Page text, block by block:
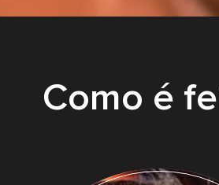
Como é